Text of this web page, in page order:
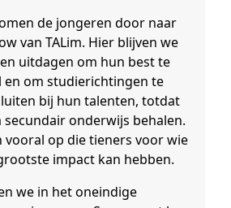
de jongeren door naar
van TALim. Hier blijven we
uitdagen om hun best te
en om studierichtingen te
bij hun talenten, totdat
onderwijs behalen.
vooral op die tieners voor wie
impact kan hebben.
we in het oneindige